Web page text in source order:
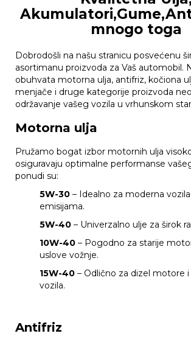
mnogo toga
Dobrodošli na našu stranicu posvećenu
asortimanu proizvoda za Vaš automobil.
obuhvata motorna ulja, antifriz, kočiona
menjače i druge kategorije proizvoda
održavanje vašeg vozila u vrhunskom
Motorna ulja
Pružamo bogat izbor motornih ulja
osiguravaju optimalne performanse
ponudi su:
5W-30 – Idealno za moderna
emisijama.
5W-40 – Univerzalno ulje za širok
10W-40 – Pogodno za starije
uslove vožnje.
15W-40 – Odlično za dizel motore
vozila.
Antifriz